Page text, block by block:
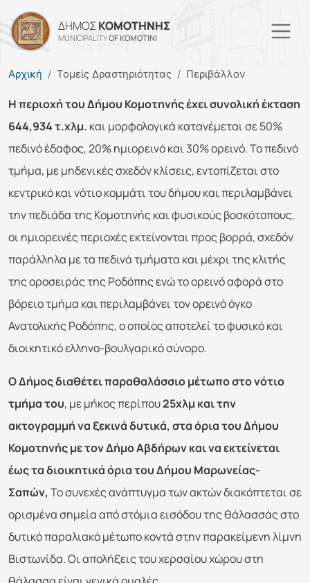
Παράκαμψη προς το
ΔΗΜΟΣΚΟΜΟΤΗΝΗΣ
MUNICIPALITYOF KOMOTINI
Αρχική Τομείς Δραστηριότητας Περιβάλλον
Η περιοχή του Δήμου Κομοτηνής έχει συνολική έκταση
644,934 τ.χλμ. και μορφολογικά κατανέμεται σε 50%
πεδινό έδαφος, 20% ημιορεινό και 30% ορεινό. Το πεδινό
τμήμα, με μηδενικές σχεδόν κλίσεις, εντοπίζεται στο
κεντρικό και νότιο κομμάτι του δήμου και περιλαμβάνει
την πεδιάδα της Κομοτηνής και φυσικούς βοσκότοπους,
οι ημιορεινές περιοχές εκτείνονται προς βορρά, σχεδόν
παράλληλα με τα πεδινά τμήματα και μέχρι της κλιτής
της οροσειράς της Ροδόπης ενώ το ορεινό αφορά στο
βόρειο τμήμα και περιλαμβάνει τον ορεινό όγκο
Ανατολικής Ροδόπης, ο οποίος αποτελεί το φυσικό και
διοικητικό ελληνο-βουλγαρικό σύνορο.
Ο Δήμος διαθέτει παραθαλάσσιο μέτωπο στο νότιο
τμήμα του, με μήκος περίπου25χλμ και την
ακτογραμμή να ξεκινά δυτικά, στα όρια του Δήμου
Κομοτηνής με τον Δήμο Αβδήρων και να εκτείνεται
έως τα διοικητικά όρια του Δήμου Μαρωνείας-
Σαπών, Το συνεχές ανάπτυγμα των ακτών διακόπτεται σε
ορισμένα σημεία από στόμια εισόδου της θάλασσάς στο
δυτικό παραλιακό μέτωπο κοντά στην παρακείμενη λίμνη
Βιστωνίδα. Οι απολήξεις του χερσαίου χώρου στη